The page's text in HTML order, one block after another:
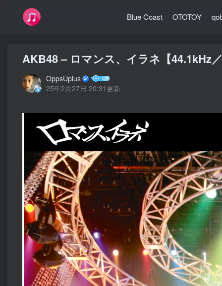
Blue Coast OTOTOY
AKB48 – ロマンス、イラネ【44.1kHz
OppsUplus
25年2月27日 20:31更新